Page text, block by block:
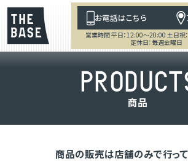
お電話はこちら
営業時間 平日：12:00～20:00 土日祝
定休日：毎週金曜日
PRODUCT
商品
商品の販売は店舗のみで行って